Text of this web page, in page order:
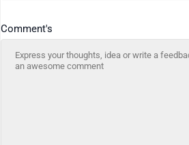
Comment's